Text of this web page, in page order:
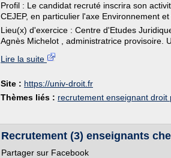
Profil : Le candidat recruté inscrira son
CEJEP, en particulier l'axe Environnement et
Lieu(x) d'exercice : Centre d'Etudes
Agnès Michelot , administratrice provisoire.
Lire la suite
Site : https://univ-droit.fr
Thèmes liés : recrutement enseignant droit
Recrutement (3) enseignants
Partager sur Facebook